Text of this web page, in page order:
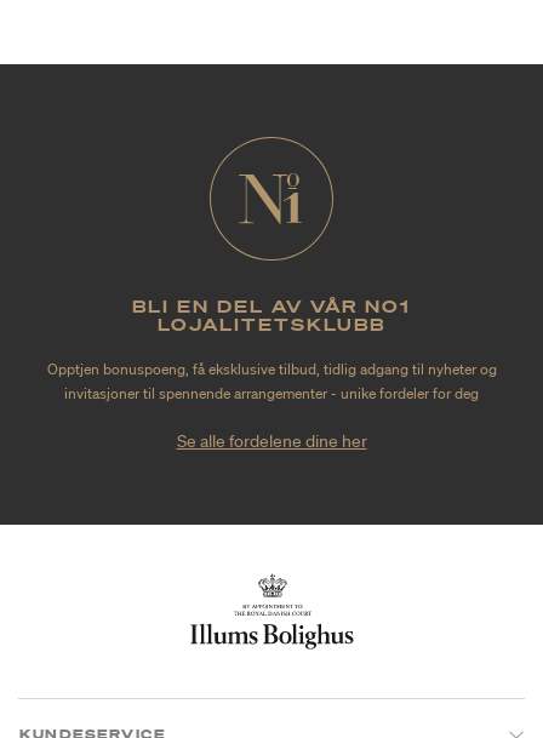
BLI EN DEL AV VÅR NO1
LOJALITETSKLUBB
Opptjen bonuspoeng, få eksklusive tilbud, tidlig adgang til nyheter og
invitasjoner til spennende arrangementer - unike fordeler for deg
Se alle fordelene dine her
KUNDESERVICE